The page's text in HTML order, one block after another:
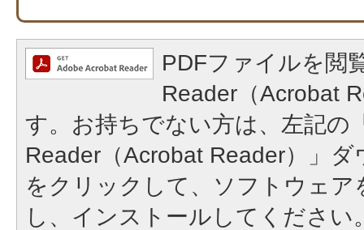
PDFファイルを閲
Reader（Acrobat
す。お持ちでない方は、左記の
Reader（Acrobat Reader）」
をクリックして、ソフトウェア
し、インストールしてください